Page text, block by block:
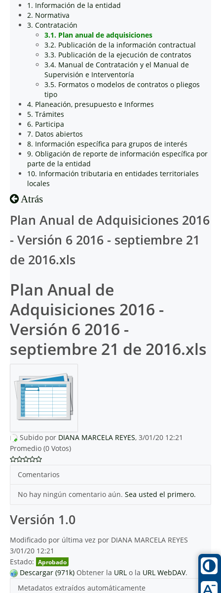
1. Información de la entidad
2. Normativa
3. Contratación
3.1. Plan anual de adquisiciones
3.2. Publicación de la información contractual
3.3. Publicación de la ejecución de contratos
3.4. Manual de Contratación y el Manual de
Supervisión e Interventoría
3.5. Formatos o modelos de contratos o pliegos
tipo
4. Planeación, presupuesto e Informes
5. Trámites
6. Participa
7. Datos abiertos
8. Información específica para grupos de interés
9. Obligación de reporte de información específica por
parte de la entidad
10. Información tributaria en entidades territoriales
locales
Atrás
Plan Anual de Adquisiciones 2016
- Versión 6 2016 - septiembre 21
de 2016.xls
Plan Anual de
Adquisiciones 2016 -
Versión 6 2016 -
septiembre 21 de 2016.xls
Subido por DIANA MARCELA REYES, 3/01/20 12:21
Promedio (0 Votos)
Comentarios
No hay ningún comentario aún. Sea usted el primero.
Versión 1.0
Modificado por última vez por DIANA MARCELA REYES
3/01/20 12:21
Estado: Aprobado
Descargar (971k) Obtener la URL o la URL WebDAV.
Metadatos extraídos automáticamente